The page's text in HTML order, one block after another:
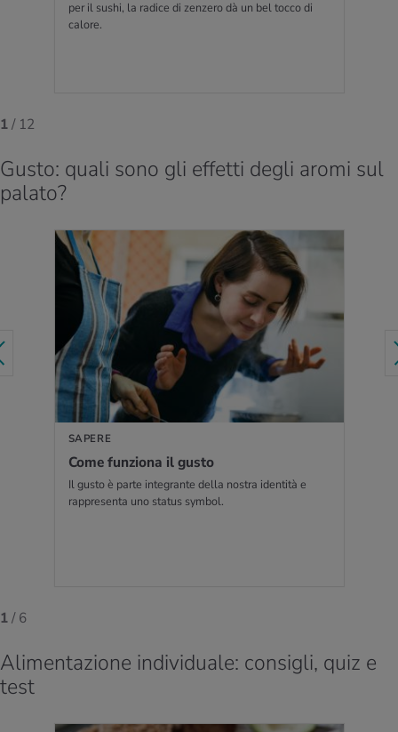
per il sushi, la radice di zenzero dà un bel tocco di
calore.
1/ 12
Gusto: quali sono gli effetti degli aromi sul
palato?
SAPERE
Come fun­zio­na il gusto
Il gusto è parte integrante della nostra identità e
rappresenta uno status symbol.
PER SAPERNE DI PIÙ
1/ 6
Alimentazione individuale: consigli, quiz e
test